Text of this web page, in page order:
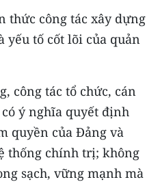
Bắc
thức công tác xây dựng
yếu tố cốt lõi của quản
công tác tổ chức, cán
ý nghĩa quyết định
quyền của Đảng và
thống chính trị; không
sạch, vững mạnh mà